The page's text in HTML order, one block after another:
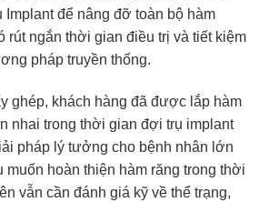
Implant để nâng đỡ toàn bộ hàm
rút ngắn thời gian điều trị và tiết kiệm
pháp truyền thống.
ghép, khách hàng đã được lắp hàm
nhai trong thời gian đợi trụ implant
pháp lý tưởng cho bệnh nhân lớn
muốn hoàn thiện hàm răng trong thời
vẫn cần đánh giá kỹ về thể trạng,